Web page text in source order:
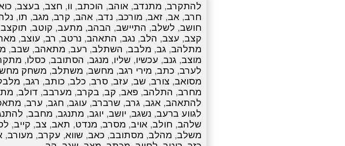
להתקרב, מתנדב, אוהב, הוכתב, וו, חצב, בעצב,
חרב, אב, זאב, מורכב, נדב, אהב, קרב, מגב, תו,
חושב, לשלב, התיישב, הבהב, מתעב, קוטב, תוקצב
קצב, עצב, הלב, נגב, התאהב, נרטב, רב, עוצב,
מתלהב, גב, מלבב, השתלב, רעב, מתאהב, שבב,
מוצב, גנב, עכשיו, שליו, מנגב, הסתובב, כסלו,
לערב, כתב, מירי רגב, מחשב, משתלב, משחק
מסואב, צורב, שב, עזב, סרב, כלב, כותב, רגב,
מחרב, התלהב, פאב, קב, בקרב, מערבב, דולב,
להתאהב, אגב, גרב, שרברב, עוגב, חגב, ערב,
לגווע ברעב, נשגב, יושב, יוגב, מתנגב, מחבב,
שלהב, חולב, אויב, מסרב, מנדט, תאב, צב, קייב,
משלב, מהלב, מסתובב, כאב, שווא, עקרב, מעורב,